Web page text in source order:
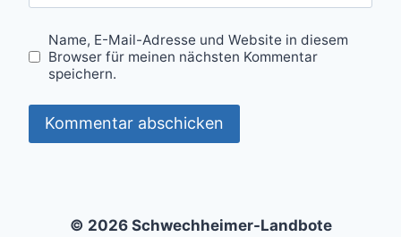
Name, E-Mail-Adresse und Website in diesem
Browser für meinen nächsten Kommentar
speichern.
© 2026 Schwechheimer-Landbote